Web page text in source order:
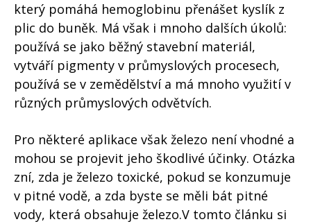
který pomáhá hemoglobinu přenášet kyslík z
plic do buněk. Má však i mnoho dalších úkolů:
používá se jako běžný stavební materiál,
vytváří pigmenty v průmyslových procesech,
používá se v zemědělství a má mnoho využití v
různých průmyslových odvětvích.
Pro některé aplikace však železo není vhodné a
mohou se projevit jeho škodlivé účinky. Otázka
zní, zda je železo toxické, pokud se konzumuje
v pitné vodě, a zda byste se měli bát pitné
vody, která obsahuje železo.V tomto článku si